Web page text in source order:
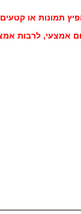
תמונות או
אמצעי, לרבות